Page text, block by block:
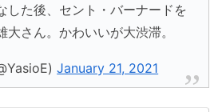
した後、セント・バーナードを
大さん。かわいいが大渋滞。
January 21, 2021